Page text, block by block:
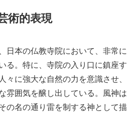
術的表現
日本の仏教寺院において、非常に
る。特に、寺院の入り口に鎮座す
々に強大な自然の力を意識させ、
雰囲気を醸し出している。風神は
の名の通り雷を制する神として描